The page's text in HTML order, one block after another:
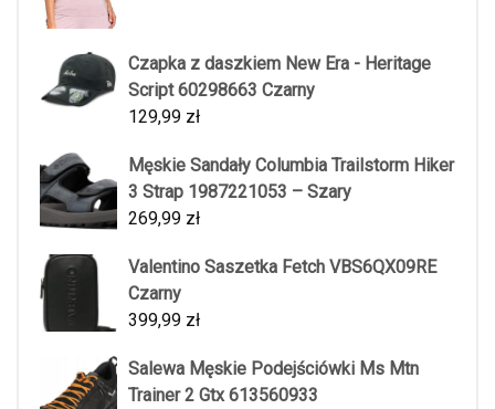
Czapka z daszkiem New Era - Heritage
Script 60298663 Czarny
129,99 zł
Męskie Sandały Columbia Trailstorm Hiker
3 Strap 1987221053 – Szary
269,99 zł
Valentino Saszetka Fetch VBS6QX09RE
Czarny
399,99 zł
Salewa Męskie Podejściówki Ms Mtn
Trainer 2 Gtx 613560933